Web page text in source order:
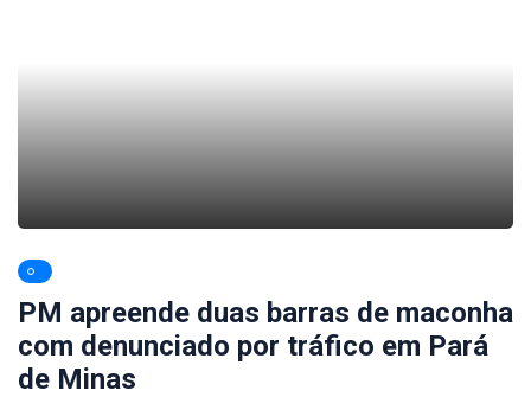
PM apreende duas barras de maconha
com denunciado por tráfico em Pará
de Minas